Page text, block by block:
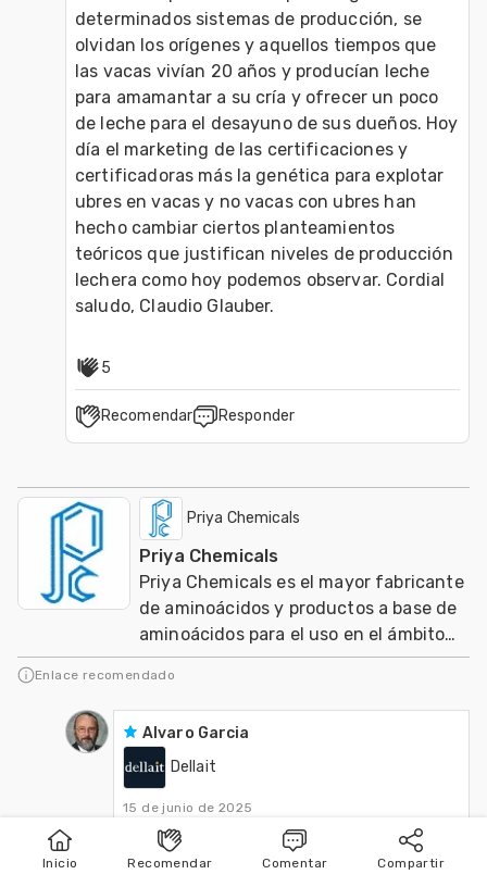
Inicio Publicar Buscar
Inicio Recomendar Comentar Compartir
determinados sistemas de producción, se
olvidan los orígenes y aquellos tiempos que
las vacas vivían 20 años y producían leche
para amamantar a su cría y ofrecer un poco
de leche para el desayuno de sus dueños. Hoy
día el marketing de las certificaciones y
certificadoras más la genética para explotar
ubres en vacas y no vacas con ubres han
hecho cambiar ciertos planteamientos
teóricos que justifican niveles de producción
lechera como hoy podemos observar. Cordial
saludo, Claudio Glauber.
5
Recomendar Responder
Priya Chemicals
Priya Chemicals
Priya Chemicals es el mayor fabricante
de aminoácidos y productos a base de
aminoácidos para el uso en el ámbito
de nutracéuticos, Agricultura y
Veterinaria
Enlace recomendado
Alvaro Garcia
Dellait
15 de junio de 2025
@Claudio E. Glauber de acuerdo. Para
que tenga una idea por ese entonces la